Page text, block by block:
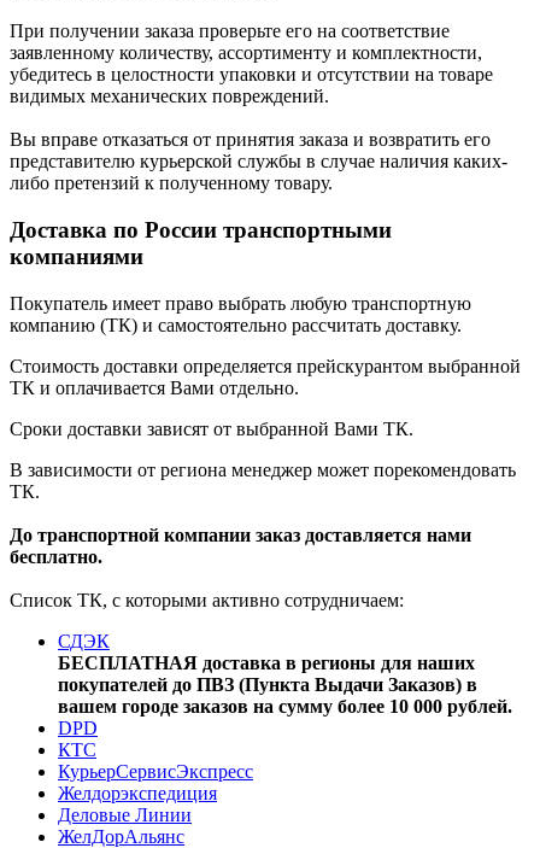
При получении заказа проверьте его на соответствие
заявленному количеству, ассортименту и комплектности,
убедитесь в целостности упаковки и отсутствии на товаре
видимых механических повреждений.
Вы вправе отказаться от принятия заказа и возвратить его
представителю курьерской службы в случае наличия каких-
либо претензий к полученному товару.
Доставка по России транспортными
компаниями
Покупатель имеет право выбрать любую транспортную
компанию (ТК) и самостоятельно рассчитать доставку.
Стоимость доставки определяется прейскурантом выбранной
ТК и оплачивается Вами отдельно.
Сроки доставки зависят от выбранной Вами ТК.
В зависимости от региона менеджер может порекомендовать
ТК.
До транспортной компании заказ доставляется нами
бесплатно.
Список ТК, с которыми активно сотрудничаем:
СДЭК
БЕСПЛАТНАЯ доставка в регионы для наших
покупателей до ПВЗ (Пункта Выдачи Заказов) в
вашем городе заказов на сумму более 10 000 рублей.
DPD
КТС
КурьерСервисЭкспресс
Желдорэкспедиция
Деловые Линии
ЖелДорАльянс